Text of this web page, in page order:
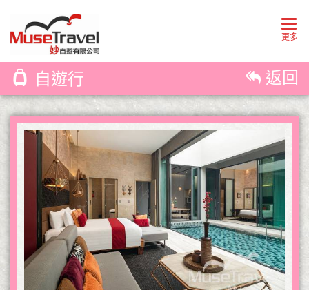
更多
自遊行 返回